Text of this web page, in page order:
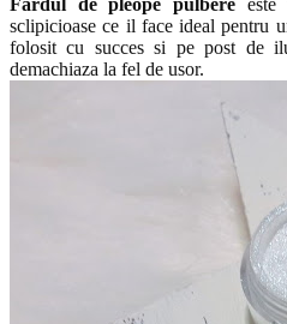
sclipicioase ce il face ideal pentru
folosit cu succes si pe post de
demachiaza la fel de usor.